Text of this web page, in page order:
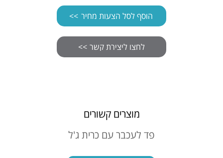
הוסף לסל הצעות מחיר
מוצרים קשורים
פד לעכבר עם כרית ג'ל